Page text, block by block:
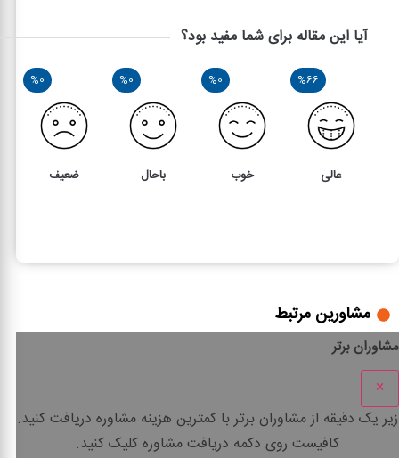
آیا این مقاله برای شما مفید بود؟
%66
عالی
%0
خوب
%0
باحال
%0
ضعیف
مشاورین مرتبط
مشاوران برتر
×
زیر یک دقیقه از مشاوران برتر باکمترین هزینه مشاوره دریافت کنید.
کافیست روی دکمه دریافت مشاوره کلیک کنید.